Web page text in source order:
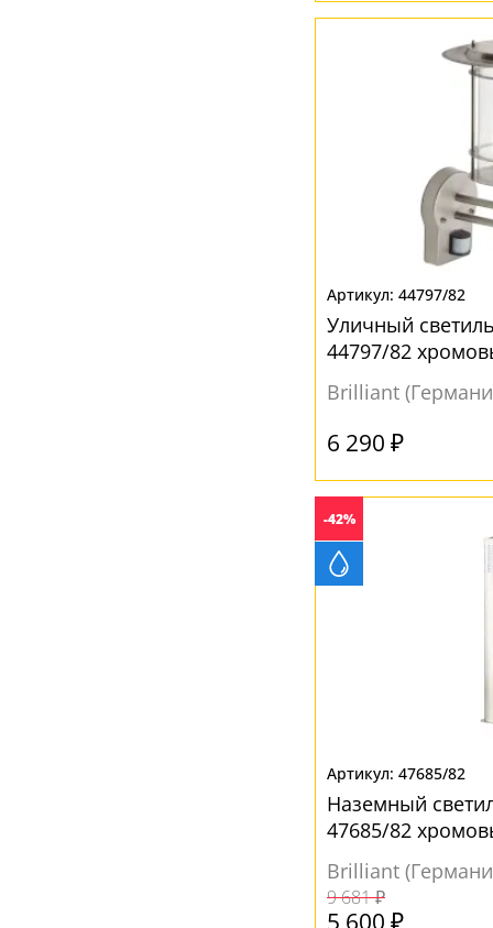
44797/82
Уличный
44797/82
Brilliant
6 290 ₽
-42%
47685/82
Наземный
47685/82
Brilliant
9 681 ₽
5 600 ₽